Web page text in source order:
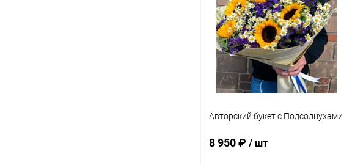
Купить в 1 клик Сравнение
В избранное В наличии
Авторский букет с Подсолнухами
8 950 ₽ / шт